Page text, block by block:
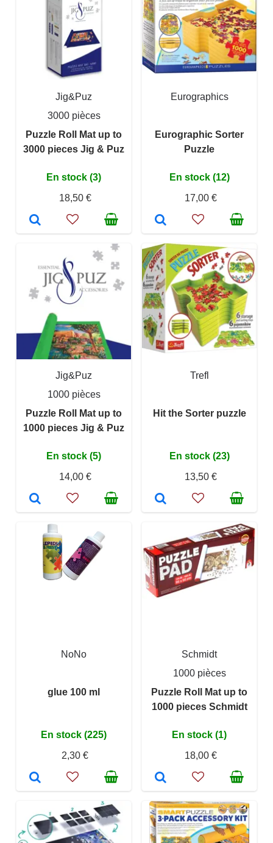
Jig&Puz
3000 pièces
Puzzle Roll Mat up to
3000 pieces Jig & Puz
En stock (3)
18,50 €
Eurographics
Eurographic Sorter
Puzzle
En stock (12)
17,00 €
Jig&Puz
1000 pièces
Puzzle Roll Mat up to
1000 pieces Jig & Puz
En stock (5)
14,00 €
Trefl
Hit the Sorter puzzle
En stock (23)
13,50 €
NoNo
glue 100 ml
En stock (225)
2,30 €
Schmidt
1000 pièces
Puzzle Roll Mat up to
1000 pieces Schmidt
En stock (1)
18,00 €